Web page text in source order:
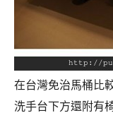
在台灣免治馬桶比
洗手台下方還附有